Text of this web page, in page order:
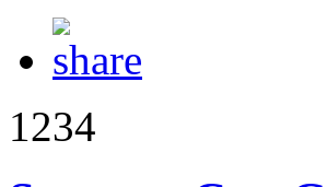
1234